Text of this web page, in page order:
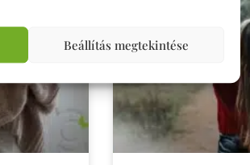
Beállítás megtekintése